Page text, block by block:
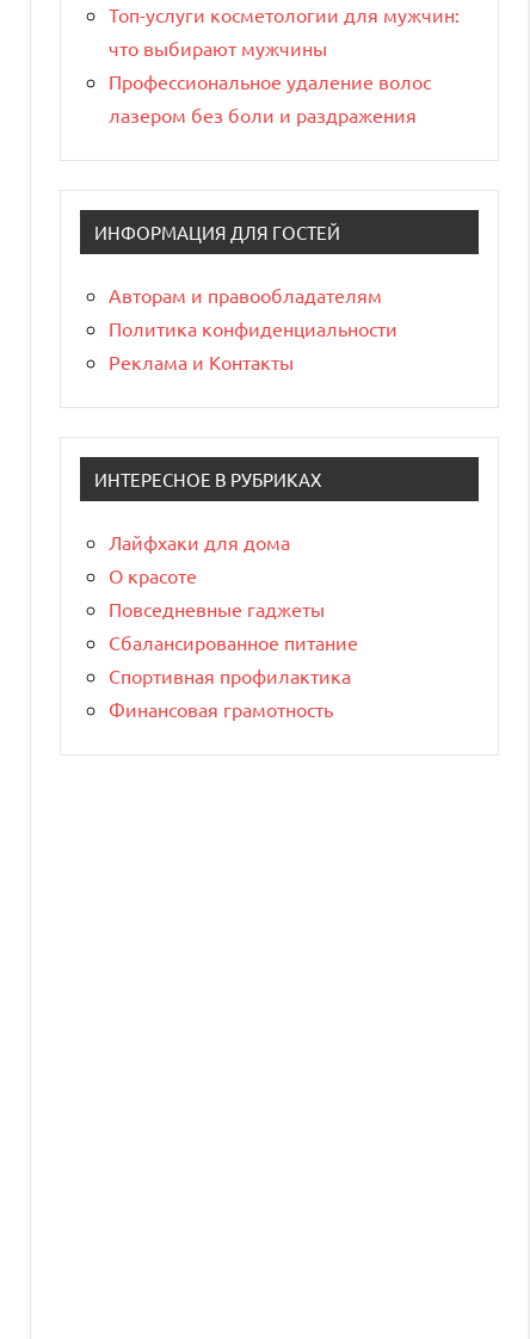
Топ-услуги косметологии для мужчин:
что выбирают мужчины
Профессиональное удаление волос
лазером без боли и раздражения
ИНФОРМАЦИЯ ДЛЯ ГОСТЕЙ
Авторам и правообладателям
Политика конфиденциальности
Реклама и Контакты
ИНТЕРЕСНОЕ В РУБРИКАХ
Лайфхаки для дома
О красоте
Повседневные гаджеты
Сбалансированное питание
Спортивная профилактика
Финансовая грамотность